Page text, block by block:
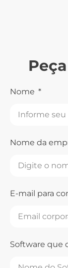
Nome
Nome da
E-mail para
Software que